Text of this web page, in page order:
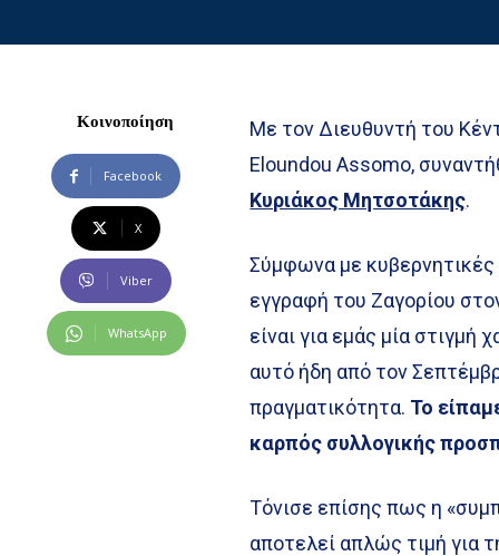
Κοινοποίηση
Facebook
X
Viber
WhatsApp
Με τον Διευθυντή του
Eloundou Assomo,
Κυριάκος Μητσοτάκης.
Σύμφωνα με
εγγραφή του Ζαγορίου
είναι για εμάς μία στιγμή
αυτό ήδη από τον
πραγματικότητα. Το
καρπός συλλογικής
Τόνισε επίσης πως η
αποτελεί απλώς τιμή για